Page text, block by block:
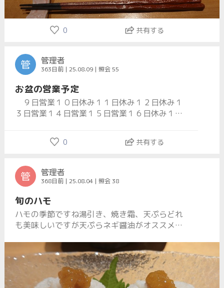
0 共有する
管 管理者
363日前 | 25.08.09 | 照会 55
お盆の営業予定
９日営業１０日休み１１日休み１２日休み１
３日営業１４日営業１５日営業１６日休み１７
0 共有する
管 管理者
368日前 | 25.08.04 | 照会 38
旬のハモ
ハモの季節ですね湯引き、焼き霜、天ぷらどれ
も美味しいですが天ぷらネギ醤油がオススメで